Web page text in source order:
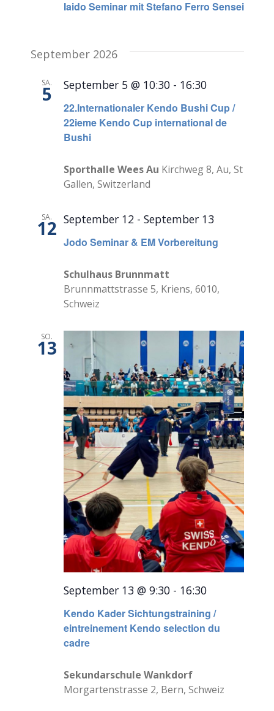
Iaido Seminar mit Stefano Ferro Sensei
September 2026
SA.
5
22.Internationaler Kendo Bushi Cup /
22ieme Kendo Cup international de
Bushi
September 5 @ 10:30- 16:30
Sporthalle Wees Au Kirchweg 8, Au, St
Gallen, Switzerland
SA.
12
Jodo Seminar & EM Vorbereitung
September 12- September 13
Schulhaus Brunnmatt
Brunnmattstrasse 5, Kriens, 6010,
Schweiz
SO.
13
Kendo Kader Sichtungstraining /
eintreinement Kendo selection du
cadre
September 13 @ 9:30- 16:30
Sekundarschule Wankdorf
Morgartenstrasse 2, Bern, Schweiz